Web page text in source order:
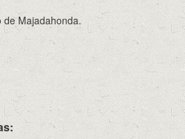
de Majadahonda.